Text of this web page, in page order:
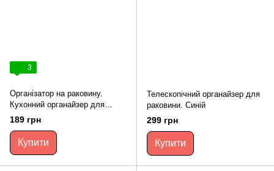
3
Організатор на раковину.
Кухонний органайзер для
миття Caddy Tower 7021
189 грн
Купити
Телескопічний органайзер для
раковини. Синій
299 грн
Купити